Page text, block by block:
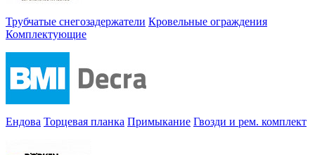
Трубчатые снегозадержатели Кровельные ограждения
Комплектующие
Ендова Торцевая планка Примыкание Гвозди и рем. комплект